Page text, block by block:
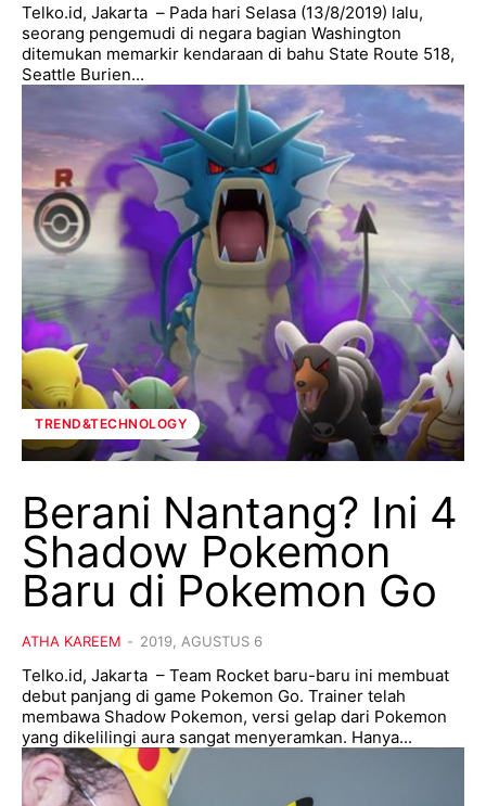
Telko.id, Jakarta – Pada hari Selasa (13/8/2019) lalu,
seorang pengemudi di negara bagian Washington
ditemukan memarkir kendaraan di bahu State Route 518,
Seattle Burien...
TREND&TECHNOLOGY
Berani Nantang? Ini 4
Shadow Pokemon
Baru di Pokemon Go
ATHA KAREEM - 2019, AGUSTUS 6
Telko.id, Jakarta – Team Rocket baru-baru ini membuat
debut panjang di game Pokemon Go. Trainer telah
membawa Shadow Pokemon, versi gelap dari Pokemon
yang dikelilingi aura sangat menyeramkan. Hanya...